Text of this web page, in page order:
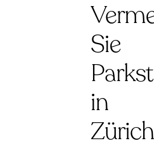
Sie
in